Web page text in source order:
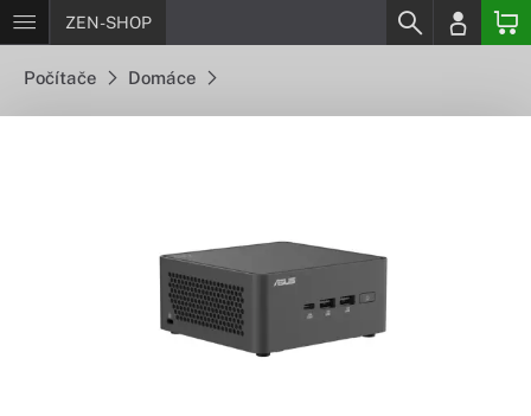
ZEN-SHOP
Počítače Domáce